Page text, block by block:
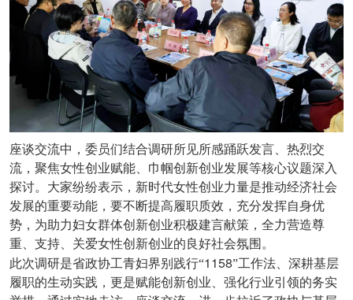
座谈交流中，委员们结合调研所见所感踊跃发言、热烈交
流，聚焦女性创业赋能、巾帼创新创业发展等核心议题深入
探讨。大家纷纷表示，新时代女性创业力量是推动经济社会
发展的重要动能，要不断提高履职质效，充分发挥自身优
势，为助力妇女群体创新创业积极建言献策，全力营造尊
重、支持、关爱女性创新创业的良好社会氛围。
此次调研是省政协工青妇界别践行“1158”工作法、深耕基层
履职的生动实践，更是赋能创新创业、强化行业引领的务实